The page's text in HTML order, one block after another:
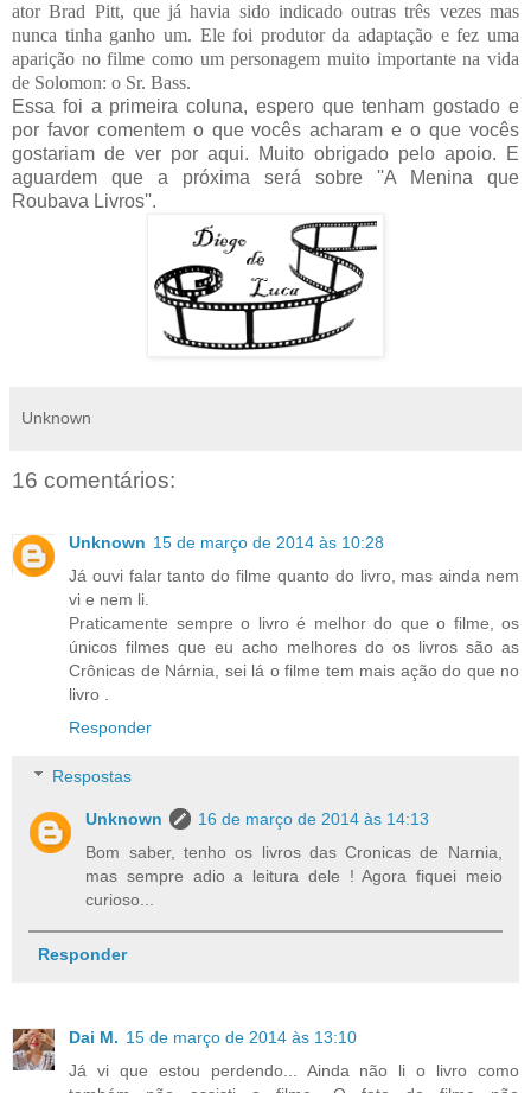
ator Brad Pitt, que já havia sido indicado outras três vezes mas
nunca tinha ganho um. Ele foi produtor da adaptação e fez uma
aparição no filme como um personagem muito importante na vida
de Solomon: o Sr. Bass.
Essa foi a primeira coluna, espero que tenham gostado e
por favor comentem o que vocês acharam e o que vocês
gostariam de ver por aqui. Muito obrigado pelo apoio. E
aguardem que a próxima será sobre ''A Menina que
Roubava Livros''.
Unknown
16 comentários:
Unknown 15 de março de 2014 às 10:28
Já ouvi falar tanto do filme quanto do livro, mas ainda nem
vi e nem li.
Praticamente sempre o livro é melhor do que o filme, os
únicos filmes que eu acho melhores do os livros são as
Crônicas de Nárnia, sei lá o filme tem mais ação do que no
livro .
Responder
Respostas
Unknown
16 de março de 2014 às 14:13
Bom saber, tenho os livros das Cronicas de Narnia,
mas sempre adio a leitura dele ! Agora fiquei meio
curioso...
Responder
Dai M. 15 de março de 2014 às 13:10
Já vi que estou perdendo... Ainda não li o livro como